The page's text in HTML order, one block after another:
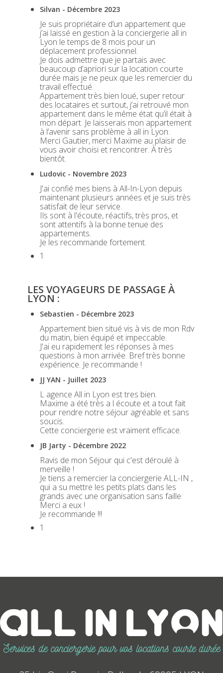
Silvan - Décembre 2023
Je suis propriétaire d’un appartement que
j’ai laissé en gestion à la conciergerie all in
Lyon le temps de 8 mois pour un
déplacement professionnel.
Je dois admettre que je partais avec
beaucoup d’apriori sur la location courte
durée mais je ne peux que les remercier du
travail effectué.
Appartement très bien loué, super retour
des locataires et surtout, j’ai retrouvé mon
appartement dans le même état qu’il était à
mon départ. Je laisserais mon appartement
à l’avenir sans problème à all in Lyon.
Merci Gautier, merci Maxime au plaisir de
vous avoir choisi et rencontrer. À très
bientôt.
Ludovic - Novembre 2023
J'ai confié mes biens à All-In-Lyon depuis
maintenant plusieurs années et je suis très
satisfait de leur service.
Ils sont à l'écoute, réactifs, très pros, et
sont attentifs à la bonne tenue des
appartements.
Je les recommande fortement.
1
LES VOYAGEURS DE PASSAGE À
LYON :
Sebastien - Décembre 2023
Appartement bien situé vis à vis de mon Rdv
du matin, bien équipé et impeccable.
J'ai eu rapidement les réponses à mes
questions à mon arrivée. Bref très bonne
expérience. Je recommande !
JJ YAN - Juillet 2023
L agence All in Lyon est tres bien.
Maxime a été très a l écoute et a tout fait
pour rendre notre séjour agréable et sans
soucis.
Cette conciergerie est vraiment efficace.
JB Jarty - Décembre 2022
Ravis de mon Séjour qui c'est déroulé à
merveille !
Je tiens a remercier la conciergerie ALL-IN ,
qui a su mettre les petits plats dans les
grands avec une organisation sans faille
Merci a eux !
Je recommande !!!
1